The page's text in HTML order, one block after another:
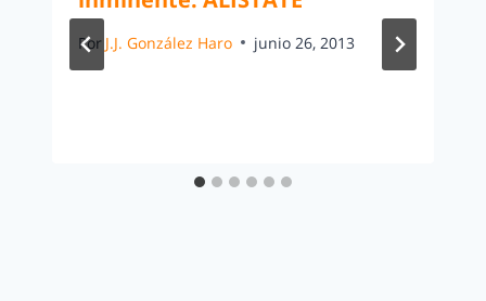
Por J.J. González Haro junio 26, 2013